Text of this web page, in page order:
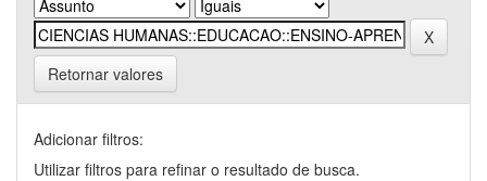
Retornar valores
Adicionar filtros:
Utilizar filtros para refinar o resultado de busca.